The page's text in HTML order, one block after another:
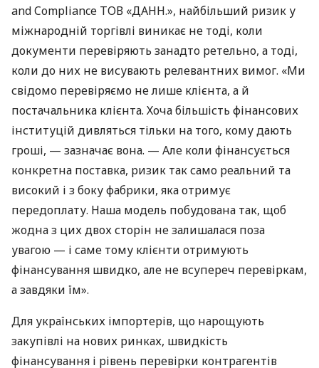
and Compliance ТОВ «ДАНН.», найбільший ризик у
міжнародній торгівлі виникає не тоді, коли
документи перевіряють занадто ретельно, а тоді,
коли до них не висувають релевантних вимог. «Ми
свідомо перевіряємо не лише клієнта, а й
постачальника клієнта. Хоча більшість фінансових
інституцій дивляться тільки на того, кому дають
гроші, — зазначає вона. — Але коли фінансується
конкретна поставка, ризик так само реальний та
високий і з боку фабрики, яка отримує
передоплату. Наша модель побудована так, щоб
жодна з цих двох сторін не залишалася поза
увагою — і саме тому клієнти отримують
фінансування швидко, але не всупереч перевіркам,
а завдяки їм».
Для українських імпортерів, що нарощують
закупівлі на нових ринках, швидкість
фінансування і рівень перевірки контрагентів